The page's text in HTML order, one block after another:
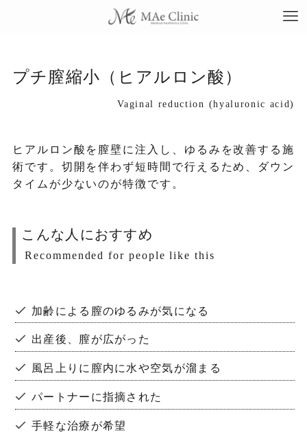
当
エ
プチ膣縮小（ヒアルロン酸）
Vaginal reduction (hyaluronic acid)
ヒアルロン酸を膣壁に注入し、ゆるみを改善する施
術です。切開を伴わず短時間で行えるため、ダウン
タイムが少ないのが特徴です。
こんな人におすすめ
Recommended for people like this
加齢による膣のゆるみが気になる
出産後、膣が広がった
風呂上りに膣内に水や空気が溜まる
パートナーに指摘された
手軽な治療が希望